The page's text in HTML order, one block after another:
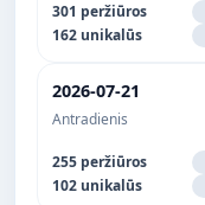
301 peržiūros
162 unikalūs
2026-07-21
Antradienis
255 peržiūros
102 unikalūs